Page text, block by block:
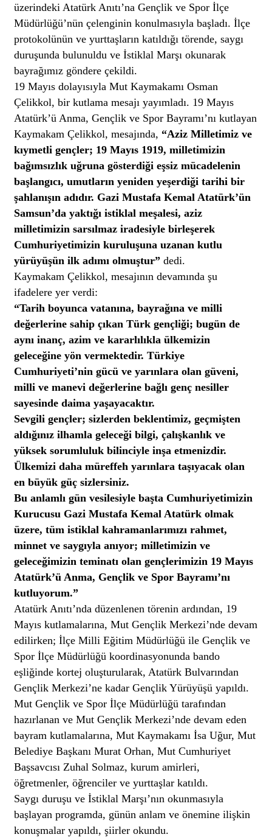
üzerindeki Atatürk Anıtı’na Gençlik ve Spor İlçe
Müdürlüğü’nün çelenginin konulmasıyla başladı. İlçe
protokolünün ve yurttaşların katıldığı törende, saygı
duruşunda bulunuldu ve İstiklal Marşı okunarak
bayrağımız göndere çekildi.
19 Mayıs dolayısıyla Mut Kaymakamı Osman
Çelikkol, bir kutlama mesajı yayımladı. 19 Mayıs
Atatürk’ü Anma, Gençlik ve Spor Bayramı’nı kutlayan
Kaymakam Çelikkol, mesajında, “Aziz Milletimiz ve
kıymetli gençler; 19 Mayıs 1919, milletimizin
bağımsızlık uğruna gösterdiği eşsiz mücadelenin
başlangıcı, umutların yeniden yeşerdiği tarihi bir
şahlanışın adıdır. Gazi Mustafa Kemal Atatürk’ün
Samsun’da yaktığı istiklal meşalesi, aziz
milletimizin sarsılmaz iradesiyle birleşerek
Cumhuriyetimizin kuruluşuna uzanan kutlu
yürüyüşün ilk adımı olmuştur” dedi.
Kaymakam Çelikkol, mesajının devamında şu
ifadelere yer verdi:
“Tarih boyunca vatanına, bayrağına ve milli
değerlerine sahip çıkan Türk gençliği; bugün de
aynı inanç, azim ve kararlılıkla ülkemizin
geleceğine yön vermektedir. Türkiye
Cumhuriyeti’nin gücü ve yarınlara olan güveni,
milli ve manevi değerlerine bağlı genç nesiller
sayesinde daima yaşayacaktır.
Sevgili gençler; sizlerden beklentimiz, geçmişten
aldığınız ilhamla geleceği bilgi, çalışkanlık ve
yüksek sorumluluk bilinciyle inşa etmenizdir.
Ülkemizi daha müreffeh yarınlara taşıyacak olan
en büyük güç sizlersiniz.
Bu anlamlı gün vesilesiyle başta Cumhuriyetimizin
Kurucusu Gazi Mustafa Kemal Atatürk olmak
üzere, tüm istiklal kahramanlarımızı rahmet,
minnet ve saygıyla anıyor; milletimizin ve
geleceğimizin teminatı olan gençlerimizin 19 Mayıs
Atatürk’ü Anma, Gençlik ve Spor Bayramı’nı
kutluyorum.”
Atatürk Anıtı’nda düzenlenen törenin ardından, 19
Mayıs kutlamalarına, Mut Gençlik Merkezi’nde devam
edilirken; İlçe Milli Eğitim Müdürlüğü ile Gençlik ve
Spor İlçe Müdürlüğü koordinasyonunda bando
eşliğinde kortej oluşturularak, Atatürk Bulvarından
Gençlik Merkezi’ne kadar Gençlik Yürüyüşü yapıldı.
Mut Gençlik ve Spor İlçe Müdürlüğü tarafından
hazırlanan ve Mut Gençlik Merkezi’nde devam eden
bayram kutlamalarına, Mut Kaymakamı İsa Uğur, Mut
Belediye Başkanı Murat Orhan, Mut Cumhuriyet
Başsavcısı Zuhal Solmaz, kurum amirleri,
öğretmenler, öğrenciler ve yurttaşlar katıldı.
Saygı duruşu ve İstiklal Marşı’nın okunmasıyla
başlayan programda, günün anlam ve önemine ilişkin
konuşmalar yapıldı, şiirler okundu.